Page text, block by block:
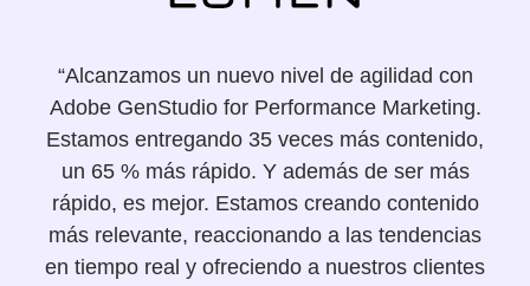
“Alcanzamos un nuevo nivel de agilidad con
Adobe GenStudio for Performance Marketing.
Estamos entregando 35 veces más contenido,
un 65 % más rápido. Y además de ser más
rápido, es mejor. Estamos creando contenido
más relevante, reaccionando a las tendencias
en tiempo real y ofreciendo a nuestros clientes